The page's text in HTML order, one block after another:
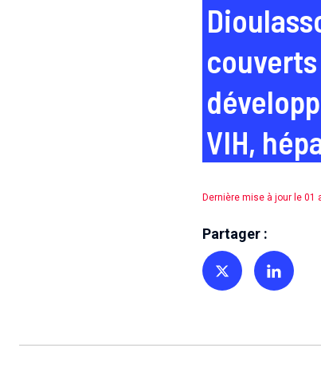
VIH,
Dernière mise à jour le 01
Partager :
Partager sur TwitterPartager sur